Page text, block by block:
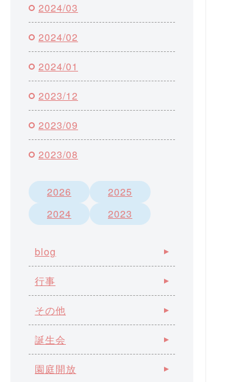
2024/03
2024/02
2024/01
2023/12
2023/09
2023/08
2026
2025
2024
2023
blog
行事
その他
誕生会
園庭開放